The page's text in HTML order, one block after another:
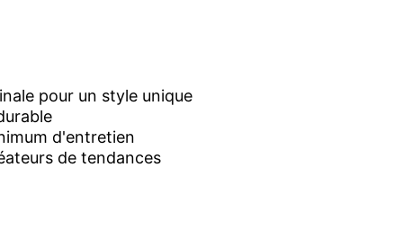
pour un style unique
d'entretien
de tendances